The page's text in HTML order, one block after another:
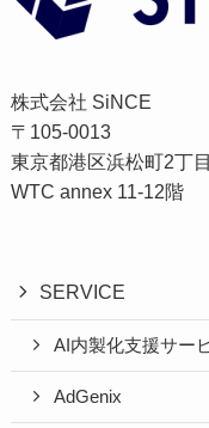
株式会社 SiNCE
〒105-0013
東京都港区浜松町2丁
WTC annex 11-12階
SERVICE
AI内製化支援サー
AdGenix